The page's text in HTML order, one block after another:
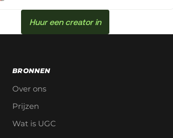
Huur een creator in
BRONNEN
Over ons
Prijzen
Wat is UGC